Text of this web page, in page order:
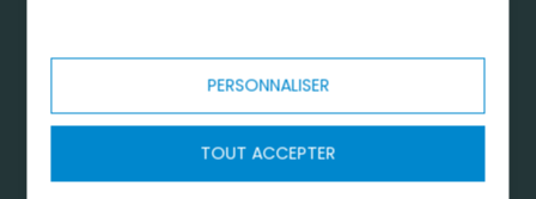
PERSONNALISER
TOUT ACCEPTER
LES GARANTIES
TRICEL